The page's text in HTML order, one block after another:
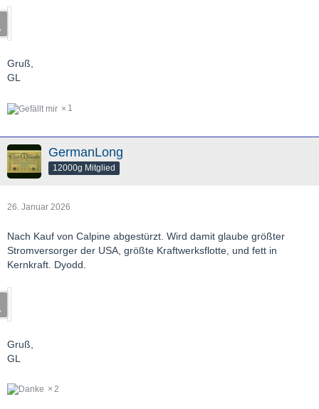
Gruß,
GL
1
GermanLong
12000g Mitglied
26. Januar 2026
Nach Kauf von Calpine abgestürzt. Wird damit glaube größter
Stromversorger der USA, größte Kraftwerksflotte, und fett in
Kernkraft. Dyodd.
Gruß,
GL
2